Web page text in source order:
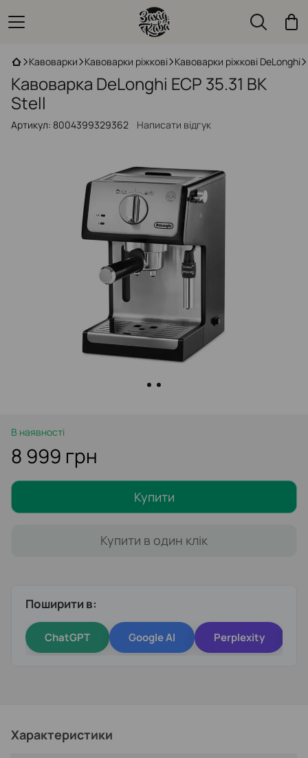
Кавоварки Кавоварки ріжкові Кавоварки ріжкові DeLonghi
Кавоварка DeLonghi ECP 35.31 BK
Stell
Артикул: 8004399329362 Написати відгук
В наявності
8 999 грн
Купити
Купити в один клік
Поширити в:
ChatGPT Google AI Perplexity
Характеристики